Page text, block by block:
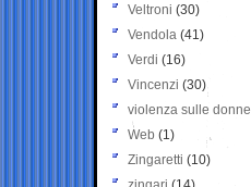
Veltroni (30)
Vendola (41)
Verdi (16)
Vincenzi (30)
violenza sulle donne
Web (1)
Zingaretti (10)